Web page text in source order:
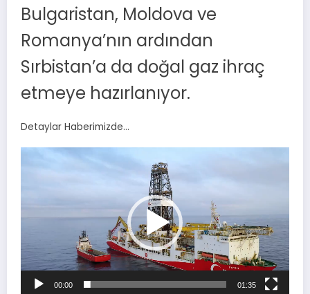
Bulgaristan, Moldova ve
Romanya’nın ardından
Sırbistan’a da doğal gaz ihraç
etmeye hazırlanıyor.
Detaylar Haberimizde…
00:00 01:35